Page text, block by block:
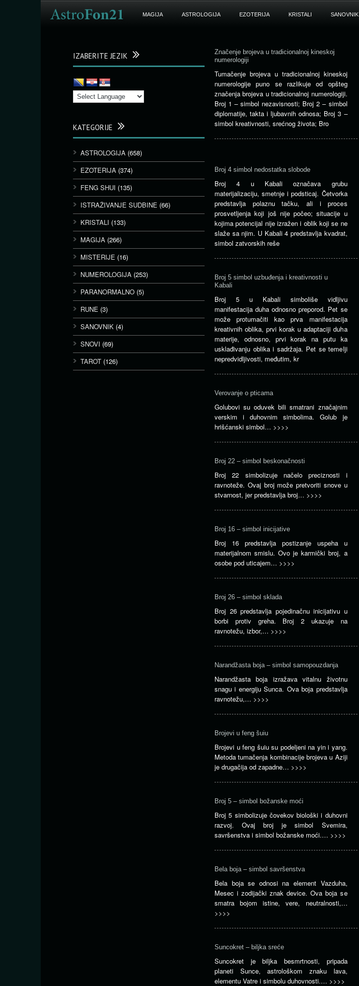
MAGIJA ASTROLOGIJA EZOTERIJA KRISTALI SANOVNIK
Značenje brojeva u tradicionalnoj kineskoj
numerologiji
Tumačenje brojeva u tradicionalnoj kineskoj
numerologije puno se razlikuje od opšteg
značenja brojeva u tradicionalnoj numerologiji.
Broj 1 – simbol nezavisnosti; Broj 2 – simbol
diplomatije, takta i ljubavnih odnosa; Broj 3 –
simbol kreativnosti, srećnog života; Bro
Broj 4 simbol nedostatka slobode
Broj 4 u Kabali označava grubu
materijalizaciju, smetnje i podsticaj. Četvorka
predstavlja polaznu tačku, ali i proces
prosvetljenja koji još nije počeo; situacije u
kojima potencijal nije izražen i oblik koji se ne
slaže sa njim. U Kabali 4 predstavlja kvadrat,
simbol zatvorskih reše
Broj 5 simbol uzbuđenja i kreativnosti u
Kabali
Broj 5 u Kabali simboliše vidljivu
manifestacija duha odnosno preporod. Pet se
može protumačiti kao prva manifestacija
kreativnih oblika, prvi korak u adaptaciji duha
materije, odnosno, prvi korak na putu ka
usklađivanju oblika i sadržaja. Pet se temelji
nepredvidljivosti, međutim, kr
Verovanje o pticama
Golubovi su oduvek bili smatrani značajnim
verskim i duhovnim simbolima. Golub je
hrišćanski simbol… >>>>
Broj 22 – simbol beskonačnosti
Broj 22 simbolizuje načelo preciznosti i
ravnoteže. Ovaj broj može pretvoriti snove u
stvarnost, jer predstavlja broj… >>>>
Broj 16 – simbol inicijative
Broj 16 predstavlja postizanje uspeha u
materijalnom smislu. Ovo je karmički broj, a
osobe pod uticajem… >>>>
Broj 26 – simbol sklada
Broj 26 predstavlja pojedinačnu inicijativu u
borbi protiv greha. Broj 2 ukazuje na
ravnotežu, izbor,… >>>>
Narandžasta boja – simbol samopouzdanja
Narandžasta boja izražava vitalnu životnu
snagu i energiju Sunca. Ova boja predstavlja
ravnotežu,… >>>>
Brojevi u feng šuiu
Brojevi u feng šuiu su podeljeni na yin i yang.
Metoda tumačenja kombinacije brojeva u Aziji
je drugačija od zapadne… >>>>
Broj 5 – simbol božanske moći
Broj 5 simbolizuje čovekov biološki i duhovni
razvoj. Ovaj broj je simbol Svemira,
savršenstva i simbol božanske moći.… >>>>
Bela boja – simbol savršenstva
Bela boja se odnosi na element Vazduha,
Mesec i zodijački znak device. Ova boja se
smatra bojom istine, vere, neutralnosti,…
>>>>
Suncokret – biljka sreće
Suncokret je biljka besmrtnosti, pripada
planeti Sunce, astrološkom znaku lava,
elementu Vatre i simbolu duhovnosti.… >>>>
IZABERITE JEZIK
KATEGORIJE
ASTROLOGIJA (658)
EZOTERIJA (374)
FENG SHUI (135)
ISTRAŽIVANJE SUDBINE (66)
KRISTALI (133)
MAGIJA (266)
MISTERIJE (16)
NUMEROLOGIJA (253)
PARANORMALNO (5)
RUNE (3)
SANOVNIK (4)
SNOVI (69)
TAROT (126)